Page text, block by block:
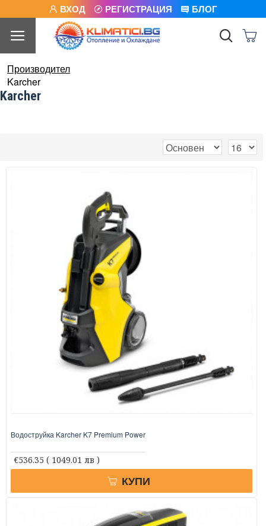
ВХОД РЕГИСТРАЦИЯ БЛОГ
Производител
Karcher
Karcher
Водоструйка Karcher K7 Premium Power
€536.35 ( 1049.01 лв )
КУПИ